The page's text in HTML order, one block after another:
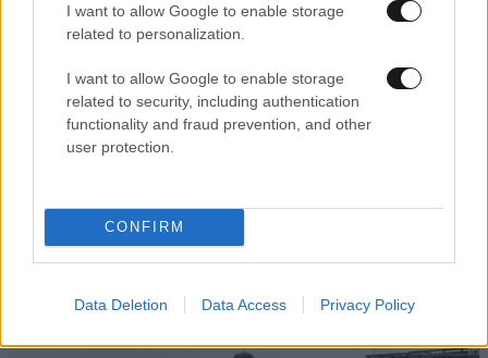
I want to allow Google to enable storage
related to personalization.
I want to allow Google to enable storage
related to security, including authentication
functionality and fraud prevention, and other
user protection.
CONFIRM
Data Deletion Data Access Privacy Policy
Αντζελίνα Τζολί – Ο αδερφός της James
Haven αποκάλυψε ότι είναι gay: «Έβαζα κρυφά